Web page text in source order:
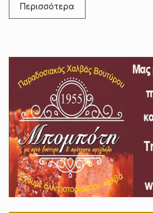
Περισσότερα